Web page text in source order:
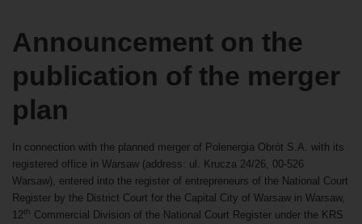
Announcement on the
publication of the merger
plan
In connection with the planned merger of Polenergia Obrót S.A. with its
registered office in Warsaw (address: ul. Krucza 24/26, 00-526
Warsaw), entered into the register of entrepreneurs of the National Court
Register by the District Court for the Capital City of Warsaw in Warsaw,
12th Commercial Division of the National Court Register under the KRS